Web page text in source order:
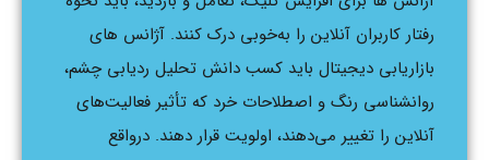
رفتار کاربران آنلاین را به‌خوبی درک کنند. آژانس های
بازاریابی دیجیتال باید کسب دانش تحلیل ردیابی چشم،
روانشناسی رنگ و اصطلاحات خرد که تأثیر فعالیت‌های
آنلاین را تغییر می‌دهند، اولویت قرار دهند. درواقع